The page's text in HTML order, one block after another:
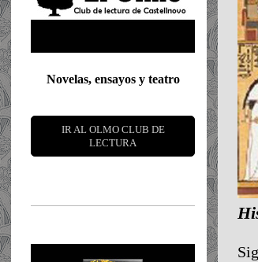
Novelas, ensayos y teatro
IR AL OLMO CLUB DE
LECTURA